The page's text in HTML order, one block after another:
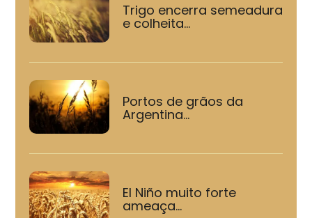
Trigo encerra semeadura
e colheita...
Portos de grãos da
Argentina...
El Niño muito forte
ameaça...